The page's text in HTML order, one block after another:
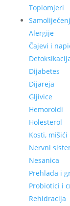
Toplomjeri
Alergije
Čajevi i
Dijabetes
Dijareja
Gljivice
Hemoroidi
Holesterol
Kosti, mišići
Nervni
Nesanica
Prehlada i
Probiotici i
Rehidracija